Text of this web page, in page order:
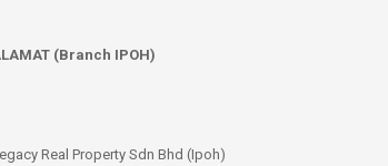
(Branch IPOH)
Real Property Sdn Bhd (Ipoh)